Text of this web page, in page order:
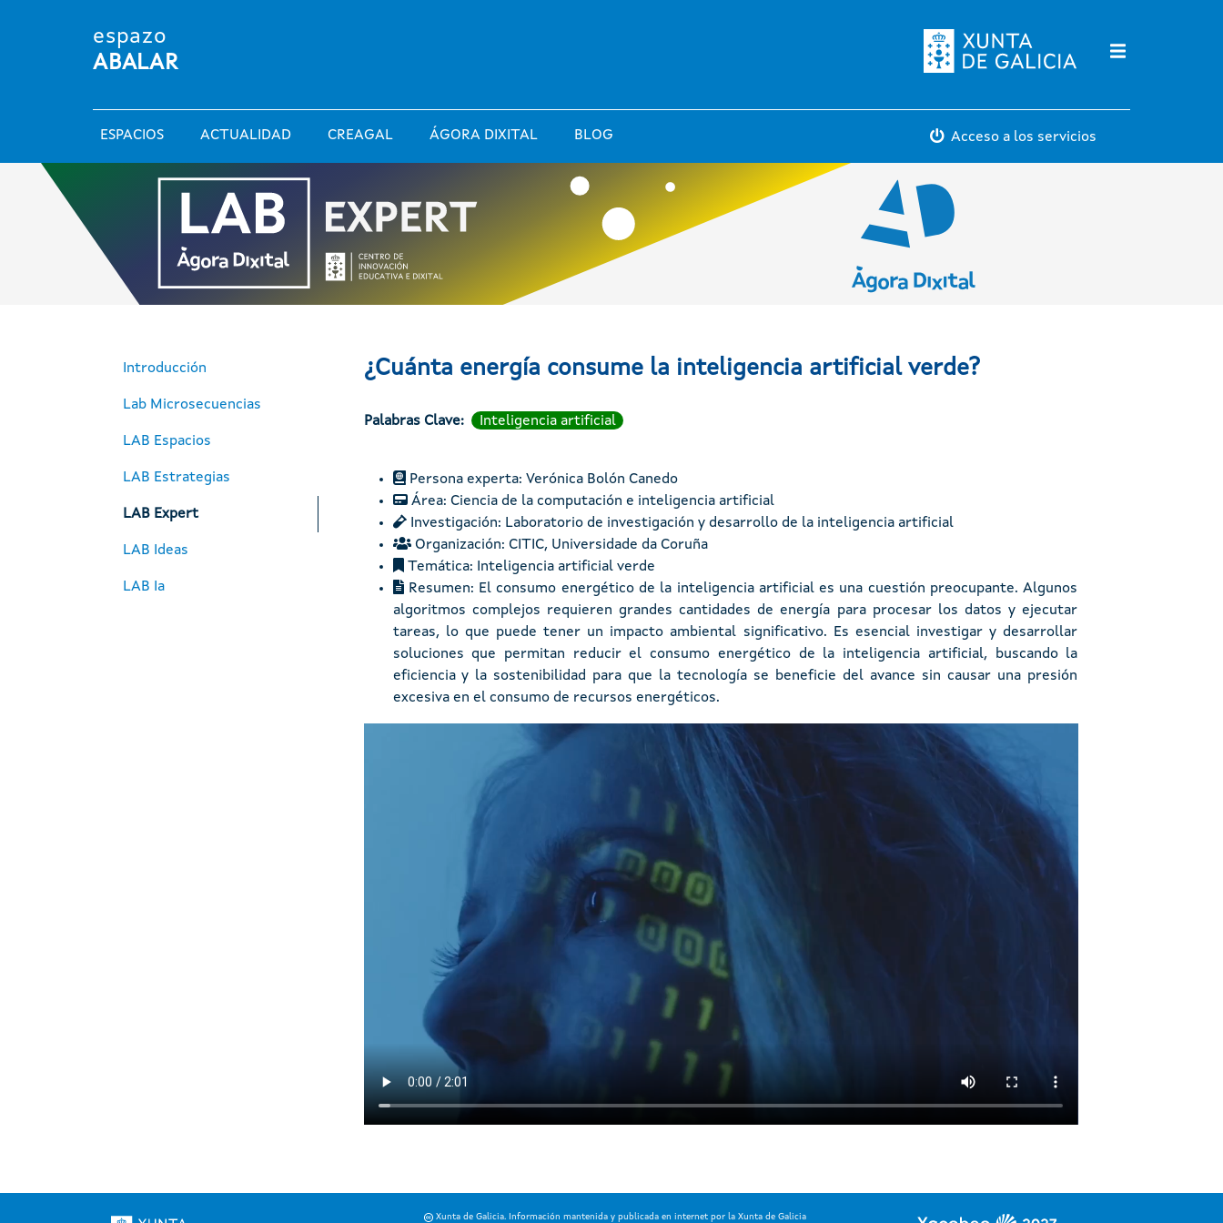
espazo
ABALAR
ESPACIOS ACTUALIDAD CREAGAL ÁGORA DIXITAL BLOG Acceso a los servicios
Ágora dixital
Introducción
Lab Microsecuencias
LAB Espacios
LAB Estrategias
LAB Expert
LAB Ideas
LAB Ia
¿Cuánta energía consume la inteligencia artificial verde?
Palabras Clave Inteligencia artificial
Persona experta: Verónica Bolón Canedo
Área: Ciencia de la computación e inteligencia artificial
Investigación: Laboratorio de investigación y desarrollo de la inteligencia artificial
Organización: CITIC, Universidade da Coruña
Temática: Inteligencia artificial verde
Resumen: El consumo energético de la inteligencia artificial es una cuestión preocupante. Algunos
algoritmos complejos requieren grandes cantidades de energía para procesar los datos y ejecutar
tareas, lo que puede tener un impacto ambiental significativo. Es esencial investigar y desarrollar
soluciones que permitan reducir el consumo energético de la inteligencia artificial, buscando la
eficiencia y la sostenibilidad para que la tecnología se beneficie del avance sin causar una presión
excesiva en el consumo de recursos energéticos.
Xunta de Galicia. Información mantenida y publicada en internet por la Xunta de Galicia